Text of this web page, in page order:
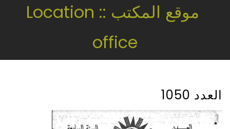
موقع المكتب :: Location
office
العدد 1050